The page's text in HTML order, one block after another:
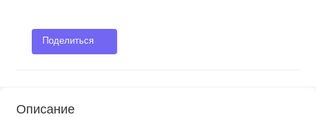
Поделиться
Описание